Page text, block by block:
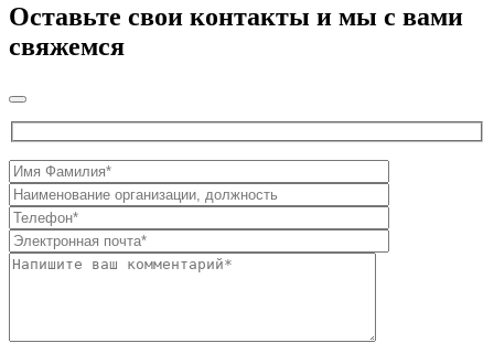
Оставьте свои контакты и мы с вами
свяжемся